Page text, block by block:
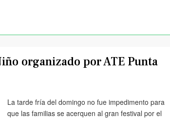
organizado por ATE Punta
La tarde fría del domingo no fue impedimento para
que las familias se acerquen al gran festival por el